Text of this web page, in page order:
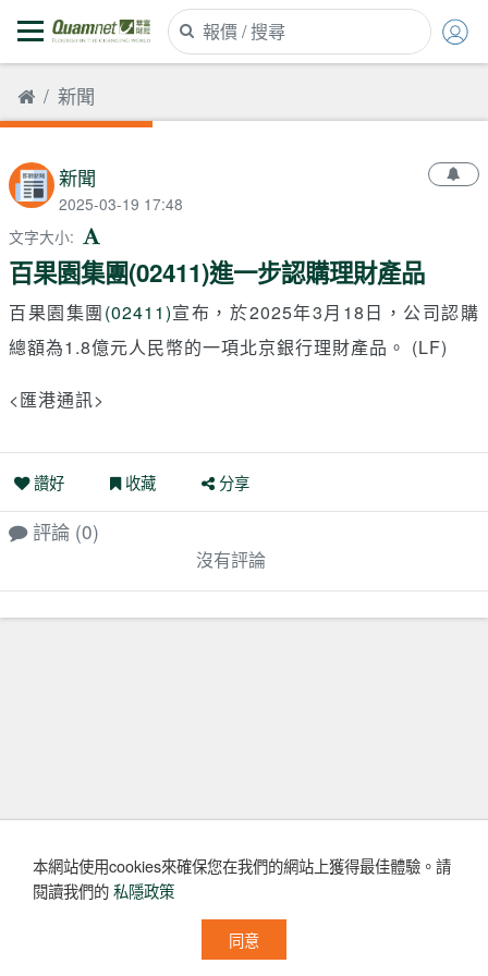
新聞
新聞
2025-03-19 17:48
文字大小:
百果園集團(02411)進一步認購理財產品
百果園集團(02411)宣布，於2025年3月18日，公司認購
總額為1.8億元人民幣的一項北京銀行理財產品。 (LF)
<匯港通訊>
讚好 收藏 分享
評論 (0)
沒有評論
本網站使用cookies來確保您在我們的網站上獲得最佳體驗。請
閱讀我們的私隱政策
同意